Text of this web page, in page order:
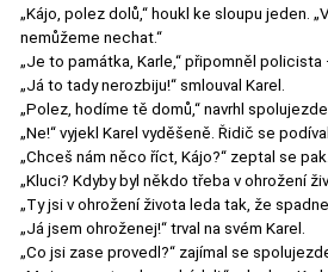
„Kájo, polez dolů,“ houkl ke sloupu jeden.
nemůžeme nechat.“
„Je to památka, Karle,“ připomněl policista
„Já to tady nerozbiju!“ smlouval Karel.
„Polez, hodíme tě domů,“ navrhl
„Ne!“ vyjekl Karel vyděšeně. Řidič se
„Chceš nám něco říct, Kájo?“ zeptal se
„Kluci? Kdyby byl někdo třeba v ohrožení
„Ty jsi v ohrožení života leda tak, že
„Já jsem ohroženej!“ trval na svém Karel.
„Co jsi zase provedl?“ zajímal se